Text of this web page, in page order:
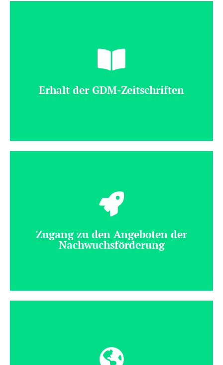
Erhalt der GDM-Zeitschriften
Alle Mitglieder erhalten zweimal jährlich das "Journal
für Mathematik-Didaktik" (JMD) sowie das
Zugang zu den Angeboten der
Nachwuchsförderung
zahlreiche Angebote an.